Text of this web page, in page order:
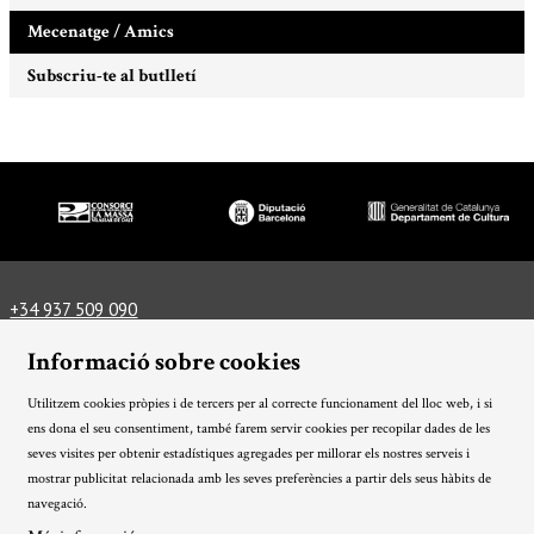
Mecenatge / Amics
Subscriu-te al butlletí
Diapositiva 1 de 3
+34 937 509 090
Plaça del Teatre, 3, 08339 Vilassar de Dalt
Com arribar-hi
Informació tècnica
Avís Legal | Ús de Cookies | Política de privacitat |
Condicions generals
| Sitemap | Transparència
Link a instagram
Link a twitter
Informació sobre cookies
Utilitzem cookies pròpies i de tercers per al correcte funcionament del lloc web, i si
ens dona el seu consentiment, també farem servir cookies per recopilar dades de les
seves visites per obtenir estadístiques agregades per millorar els nostres serveis i
mostrar publicitat relacionada amb les seves preferències a partir dels seus hàbits de
navegació.